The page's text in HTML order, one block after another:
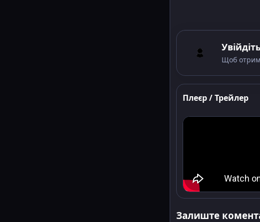
Щоб
Плеєр / Трейлер
Залиште